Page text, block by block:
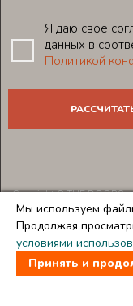
Я даю своё
данных в
Политикой
Copyright © THE DOORS
Создание и
Правила использования
Политика в отношении
Мы используем
Продолжая
условиями
Принять и